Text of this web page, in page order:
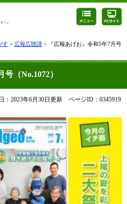
す > 広報広聴課 > 『広報あげお』令和5年7月号
号（No.1072）
：2023年6月30日更新 ページID：0345919